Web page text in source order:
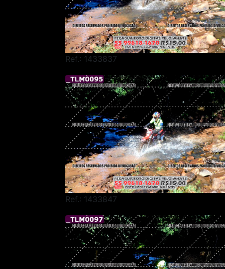
Ref.: 1433837
Ref.: 1433847